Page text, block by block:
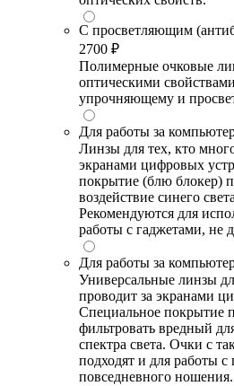
С просветляющим
2700 ₽
Полимерные очковые
оптическими
упрочняющему и
Для работы за
Линзы для тех, кто
экранами цифровых
покрытие (блю блокер)
воздействие синего
Рекомендуются для
работы с гаджетами, не
Для работы за
Универсальные линзы
проводит за экранами
Специальное покрытие
фильтровать вредный
спектра света. Очки с
подходят и для работы с
повседневного ношения.